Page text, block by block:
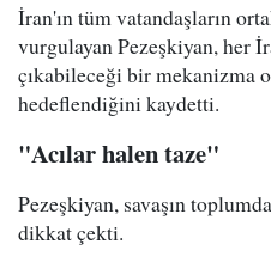
İran'ın tüm vatandaşların
vurgulayan Pezeşkiyan, her
çıkabileceği bir mekanizma
hedeflendiğini kaydetti.
"Acılar halen taze"
Pezeşkiyan, savaşın
dikkat çekti.